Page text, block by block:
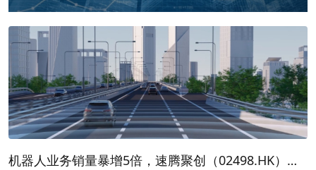
机器人业务销量暴增5倍，速腾聚创（02498.HK）股